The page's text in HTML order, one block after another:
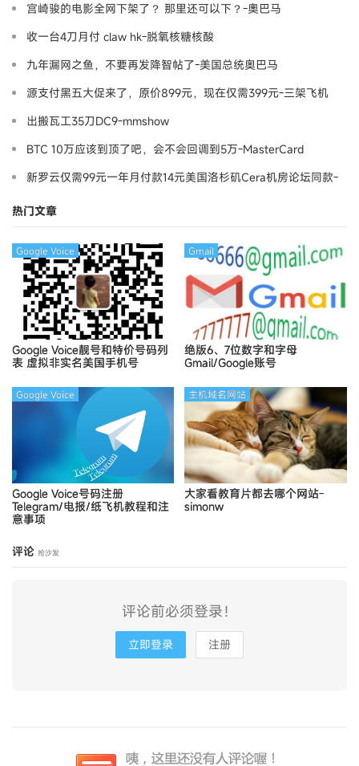
宫崎骏的电影全网下架了？ 那里还可以下？-奧巴马
收一台4刀月付 claw hk-脱氧核糖核酸
九年漏网之鱼，不要再发降智帖了-美国总统奥巴马
源支付黑五大促来了，原价899元，现在仅需399元-三架飞机
出搬瓦工35刀DC9-mmshow
BTC 10万应该到顶了吧，会不会回调到5万-MasterCard
新罗云仅需99元一年月付款14元美国洛杉矶Cera机房论坛同款-
热门文章
Google Voice靓号和特价号码列
表 虚拟非实名美国手机号
Google Voice
绝版6、7位数字和字母
Gmail/Google账号
Gmail
Google Voice号码注册
Telegram/电报/纸飞机教程和注
意事项
Google Voice
大家看教育片都去哪个网站-
simonw
主机域名网站
评论 抢沙发
评论前必须登录！
立即登录 注册